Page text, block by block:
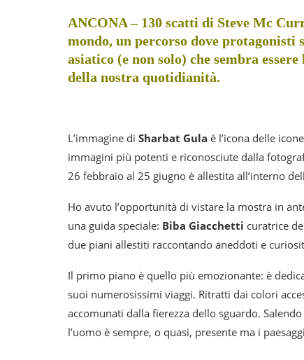
ANCONA – 130 scatti di Steve Mc
mondo, un percorso dove
asiatico (e non solo) che sembra
della nostra quotidianità.
L’immagine di Sharbat Gula è l’icona delle
immagini più potenti e riconosciute dalla
26 febbraio al 25 giugno è allestita all’interno
Ho avuto l’opportunità di vistare la mostra in
una guida speciale: Biba Giacchetti curatrice
due piani allestiti raccontando aneddoti e
Il primo piano è quello più emozionante: è
suoi numerosissimi viaggi. Ritratti dai colori
accomunati dalla fierezza dello sguardo.
l’uomo è sempre, o quasi, presente ma i